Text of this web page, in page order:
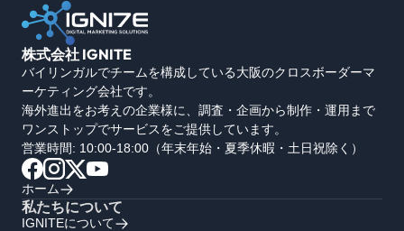
株式会社 IGNITE
バイリンガルでチームを構成している大阪のクロスボーダーマ
ーケティング会社です。
海外進出をお考えの企業様に、調査・企画から制作・運用まで
ワンストップでサービスをご提供しています。
営業時間: 10:00-18:00（年末年始・夏季休暇・土日祝除く）
ホーム
私たちについて
IGNITEについて